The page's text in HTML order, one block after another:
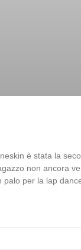
è stata la
non ancora
per la lap